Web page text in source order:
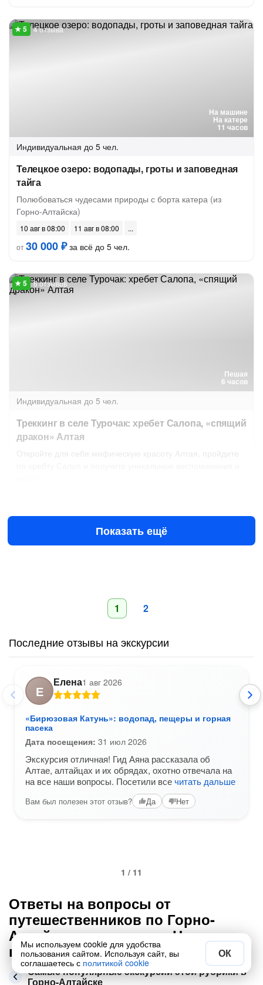
На машине
На катере
11 часов
4 отзыва
Индивидуальная до 5 чел.
Телецкое озеро: водопады, гроты и заповедная
тайга
Полюбоваться чудесами природы с борта катера (из
Горно-Алтайска)
10 авг в 08:00
11 авг в 08:00
от30 000 ₽за всё до 5 чел.
Пешая
6 часов
6 отзывов
Индивидуальная до 5 чел.
Треккинг в селе Турочак: хребет Салопа, «спящий
дракон» Алтая
Откройте для себя мифическую красоту Алтая, пройдите
14 000 ₽за всё до 5 чел.
Показать ещё
1 2
Последние отзывы на экскурсии
Е
Елена1 авг 2026
«Бирюзовая Катунь»: водопад, пещеры и горная
пасека
Дата посещения: 31 июл 2026
Экскурсия отличная! Гид Аяна рассказала об
Алтае, алтайцах и их обрядах, охотно отвечала на
на все наши вопросы. Посетили всечитать дальше
Вам был полезен этот отзыв? Да Нет
1 / 11
Ответы на вопросы от
путешественников по Горно-
Алтайску в категории «На
выходные»
Самые популярные экскурсии этой рубрики в
Горно-Алтайске
Мы используем cookie для удобства
пользования сайтом. Используя сайт, вы
соглашаетесь с политикой cookie
ОК